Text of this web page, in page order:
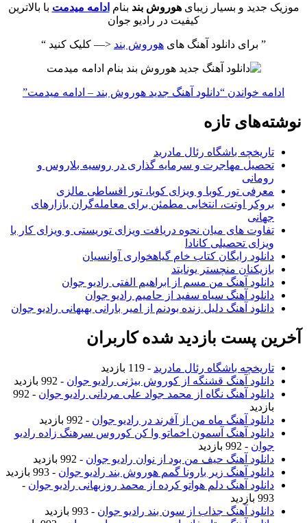
موزیک جدید و بسیار زیبایهوروش بند بنام ادامه میدمت با بالاترین
کیفیت در رادیو جوان
” برای دانلود آهنگ های هوروش بند <— کلیک کنید “
ادامه خواندن “دانلود آهنگ جدید هوروش بند – ادامه میدمت”
نوشته‌های تازه
تاریخچه باشگاه رئال مادرید
تحصیل مهاجرت و سرمایه گذاری در روسیه بلاروس و
رومانی
معرفی تور کوبا و ویزای کوبا، تور اقساطی مالزی
بروکر اوتت، انتخابی مطمئن برای معامله‌گران بازارهای
جهانی
تفاوت های میان نحوه دریافت ویزای توریستی و ویزای کار با
ویزای تحصیلی کانادا
دانلود رایگان کتاب خام گیاهخواری آوانسیان
بازیکنان منچستر یونایتد
دانلود آهنگ من مسم از ابراهیم الفتی رادیو جوان
دانلود آهنگ سیاه سفید از حامیم رادیو جوان
دانلود آهنگ دلیل زنده بودنم از امیر بارانی بهبهانی رادیو جوان
آخرین پست بازدید شده کاربران
تاریخچه باشگاه رئال مادرید - 119 بازدید
دانلود آهنگ قشنگه از کوروش بیژنی رادیو جوان - 992 بازدید
دانلود آهنگ نگاه از محمد جواد علی مردانی رادیو جوان
- 992
بازدید
دانلود آهنگ ماه من از آفرند در رادیو جوان - 992 بازدید
دانلود آهنگ آسمون اخماتو وا کن کوروس سرهنگ زاده رادیو
جوان - 992 بازدید
دانلود آهنگ حیف من بود از نوان رادیو جوان - 992 بازدید
دانلود آهنگ زیر بارونا گمم هوروش بند رادیو جوان - 993 بازدید
دانلود آهنگ دلم هواتو کرده از محمد روزبهانی رادیو جوان -
993 بازدید
دانلود آهنگ جذاب از سون بند رادیو جوان - 993 بازدید